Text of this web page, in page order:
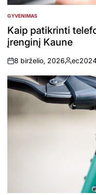
POSTED
IN
GYVENIMAS
Kaip patikrinti
įrenginį Kaune
on
8 birželio, 2026
Posted
by